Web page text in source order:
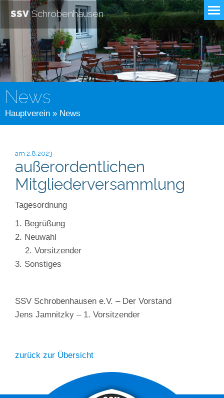
SSVSchrobenhausen
News
Hauptverein » News
am 2.8.2023
außerordentlichen
Mitgliederversammlung
Tagesordnung
1. Begrüßung
2. Neuwahl
2. Vorsitzender
3. Sonstiges
SSV Schrobenhausen e.V. – Der Vorstand
Jens Jamnitzky – 1. Vorsitzender
zurück zur Übersicht